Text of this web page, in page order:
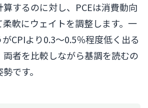
するのに対し、PCEは消費動向
軟にウェイトを調整します。一
CPIより0.3〜0.5％程度低く出る
者を比較しながら基調を読むの
です。